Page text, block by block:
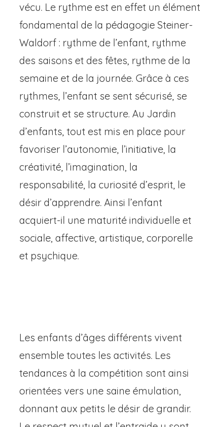
vécu. Le rythme est en effet un élément
fondamental de la pédagogie Steiner-
Waldorf : rythme de l’enfant, rythme
des saisons et des fêtes, rythme de la
semaine et de la journée. Grâce à ces
rythmes, l’enfant se sent sécurisé, se
construit et se structure. Au Jardin
d’enfants, tout est mis en place pour
favoriser l’autonomie, l’initiative, la
créativité, l’imagination, la
responsabilité, la curiosité d’esprit, le
désir d’apprendre. Ainsi l’enfant
acquiert-il une maturité individuelle et
sociale, affective, artistique, corporelle
et psychique.
Les enfants d’âges différents vivent
ensemble toutes les activités. Les
tendances à la compétition sont ainsi
orientées vers une saine émulation,
donnant aux petits le désir de grandir.